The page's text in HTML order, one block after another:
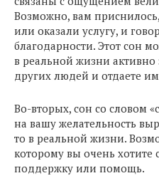
Возможно, вам
или оказали услугу, и
благодарности. Этот сон
в реальной жизни активно
других людей и отдаете
Во-вторых, сон со словом
на вашу желательность
то в реальной жизни.
которому вы очень хотите
поддержку или помощь.